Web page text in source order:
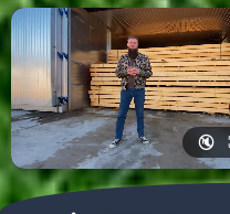
🔇